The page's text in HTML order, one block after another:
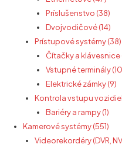
Príslušenstvo (38)
Dvojvodičové (14)
Prístupové systémy (38)
Čítačky a klávesnice
Vstupné terminály
Elektrické zámky (9)
Kontrola vstupu vozidiel
Bariéry a rampy (1)
Kamerové systémy (551)
Videorekordéry (DVR,